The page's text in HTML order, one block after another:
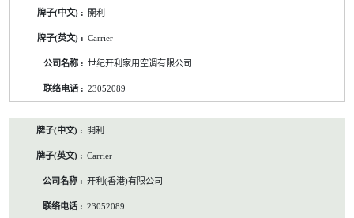
開利
Carrier
世纪开利家用空调有限公司
23052089
開利
Carrier
开利(香港)有限公司
23052089